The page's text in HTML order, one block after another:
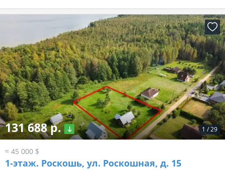
1 /29
131 688 р.
≈ 45 000 $
1-этаж. Роскошь, ул. Роскошная, д. 15